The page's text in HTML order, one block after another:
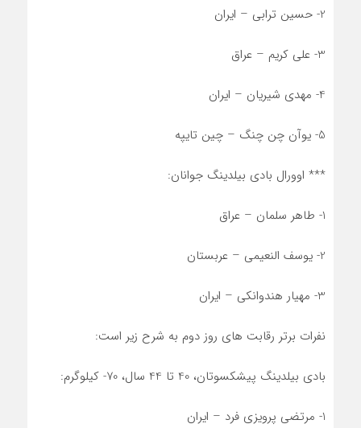
2- حسین ترابی – ایران
3- علی کریم – عراق
4- مهدی شیریان – ایران
5- یوآن چن چنگ – چین تایپه
*** اوورال بادی بیلدینگ جوانان:
1- طاهر سلمان – عراق
2- یوسف النعیمی – عربستان
3- مهیار هندوانکی – ایران
نفرات برتر رقابت های روز دوم به شرح زیر است:
بادی بیلدینگ پیشکسوتان، 40 تا 44 سال، 70- کیلوگرم:
1- مرتضی پرویزی فرد – ایران